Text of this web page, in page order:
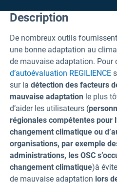
Description
De nombreux outils
une bonne adaptation au
de mauvaise adaptation. Pour
d’autoévaluation REGILIENCE
sur la détection des facteurs
mauvaise adaptation le plus
d’aider les utilisateurs (
régionales compétentes pour
changement climatique ou
organisations, par exemple
administrations, les OSC
changement climatique)à
de mauvaise adaptation lors